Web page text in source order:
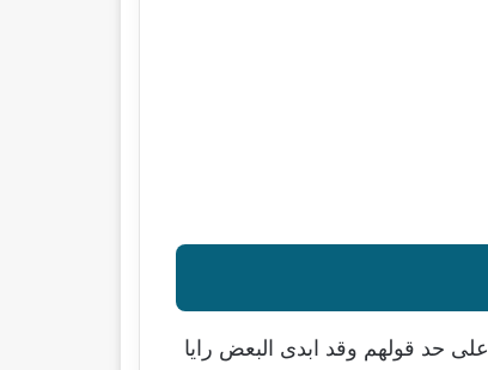
حد قولهم وقد ابدى البعض رايا